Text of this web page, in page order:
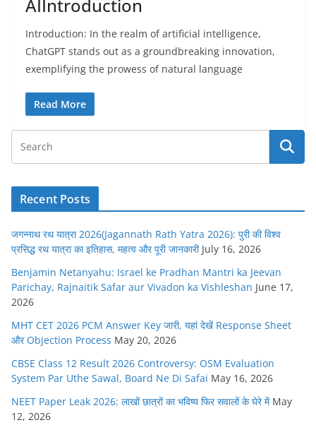
AIIntroduction
Introduction: In the realm of artificial intelligence,
ChatGPT stands out as a groundbreaking innovation,
exemplifying the prowess of natural language
Read More
Recent Posts
जगन्नाथ रथ यात्रा 2026(Jagannath Rath Yatra 2026): पुरी की विश्व
प्रसिद्ध रथ यात्रा का इतिहास, महत्व और पूरी जानकारी July 16, 2026
Benjamin Netanyahu: Israel ke Pradhan Mantri ka Jeevan
Parichay, Rajnaitik Safar aur Vivadon ka Vishleshan June 17,
2026
MHT CET 2026 PCM Answer Key जारी, यहां देखें Response Sheet
और Objection Process May 20, 2026
CBSE Class 12 Result 2026 Controversy: OSM Evaluation
System Par Uthe Sawal, Board Ne Di Safai May 16, 2026
NEET Paper Leak 2026: लाखों छात्रों का भविष्य फिर सवालों के घेरे में May
12, 2026